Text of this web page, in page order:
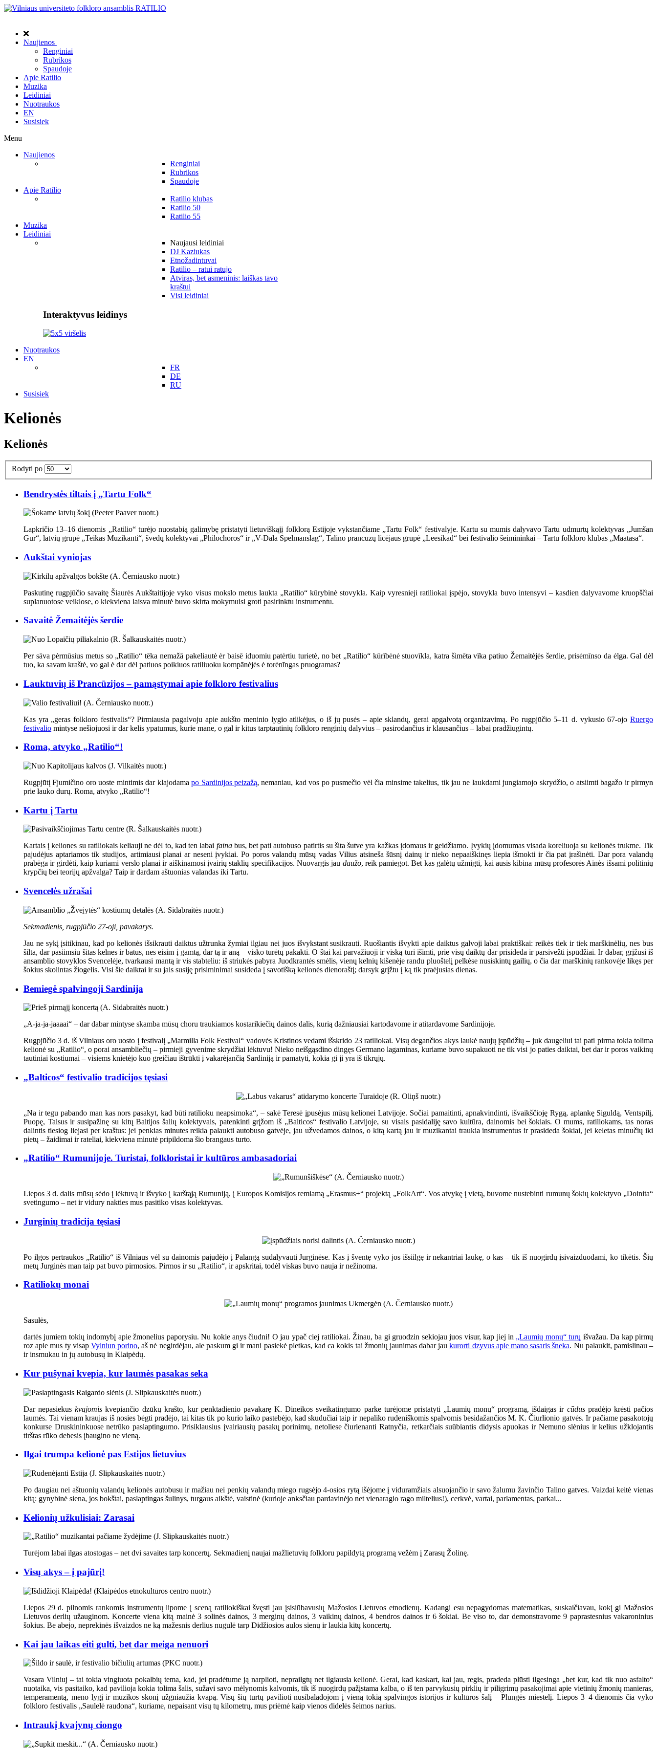
Naujienos
Renginiai
Rubrikos
Spaudoje
Apie Ratilio
Muzika
Leidiniai
Nuotraukos
EN
Susisiek
Menu
Naujienos
Renginiai
Rubrikos
Spaudoje
Apie Ratilio
Ratilio klubas
Ratilio 50
Ratilio 55
Muzika
Leidiniai
Naujausi leidiniai
DJ Kaziukas
Etnožadintuvai
Ratilio – ratui ratujo
Atviras, bet asmeninis: laiškas tavo
kraštui
Visi leidiniai
Interaktyvus leidinys
Nuotraukos
EN
FR
DE
RU
Susisiek
Kelionės
Kelionės
Rodyti po
Bendrystės tiltais į „Tartu Folk“
Lapkričio 13–16 dienomis „Ratilio“ turėjo nuostabią galimybę pristatyti lietuviškąjį folklorą Estijoje vykstančiame „Tartu Folk“ festivalyje. Kartu su mumis dalyvavo Tartu udmurtų kolektyvas „Jumšan
Gur“, latvių grupė „Teikas Muzikanti“, švedų kolektyvai „Philochoros“ ir „V-Dala Spelmanslag“, Talino prancūzų licėjaus grupė „Leesikad“ bei festivalio šeimininkai – Tartu folkloro klubas „Maatasa“.
Aukštai vyniojas
Paskutinę rugpjūčio savaitę Šiaurės Aukštaitijoje vyko visus mokslo metus laukta „Ratilio“ kūrybinė stovykla. Kaip vyresnieji ratiliokai įspėjo, stovykla buvo intensyvi – kasdien dalyvavome kruopščiai
suplanuotose veiklose, o kiekviena laisva minutė buvo skirta mokymuisi groti pasirinktu instrumentu.
Savaitė Žemaitėjės šerdie
Per sāva pėrmūsius metus so „Ratilio“ tēka nemažā pakeliautė ėr baisē iduomiu patėrtiu turietė, no bet „Ratilio“ kūrībėnė stuovīkla, katra šimēta vīka patiuo Žemaitėjės šerdie, prisėmīnso da ėlga. Gal dėl
tuo, ka savam kraštė, vo gal ė dar dėl patiuos poikiuos ratiliuoku kompānėjės ė torėnīngas pruogramas?
Lauktuvių iš Prancūzijos – pamąstymai apie folkloro festivalius
Kas yra „geras folkloro festivalis“? Pirmiausia pagalvoju apie aukšto meninio lygio atlikėjus, o iš jų pusės – apie sklandų, gerai apgalvotą organizavimą. Po rugpjūčio 5–11 d. vykusio 67-ojo Ruergo
festivalio mintyse nešiojuosi ir dar kelis ypatumus, kurie mane, o gal ir kitus tarptautinių folkloro renginių dalyvius – pasirodančius ir klausančius – labai pradžiugintų.
Roma, atvyko „Ratilio“!
Rugpjūtį Fjumičino oro uoste mintimis dar klajodamapo Sardinijos peizažą, nemaniau, kad vos po pusmečio vėl čia minsime takelius, tik jau ne laukdami jungiamojo skrydžio, o atsiimti bagažo ir pirmyn
prie lauko durų. Roma, atvyko „Ratilio“!
Kartu į Tartu
Kartais į keliones su ratiliokais keliauji ne dėl to, kad ten labai fainabus, bet pati autobuso patirtis su šita šutve yra kažkas įdomaus ir geidžiamo. Įvykių įdomumas visada koreliuoja su kelionės trukme. Tik
pajudėjus aptariamos tik studijos, artimiausi planai ar neseni įvykiai. Po poros valandų mūsų vadas Vilius atsineša šūsnį dainų ir nieko nepaaiškinęs liepia išmokti ir čia pat įrašinėti. Dar pora valandų
prabėga ir girdėti, kaip kuriami verslo planai ir aiškinamosi įvairių staklių specifikacijos. Nuovargis jau daužo, reik pamiegot. Bet kas galėtų užmigti, kai ausis kibina mūsų profesorės Ainės išsami politinių
krypčių bei teorijų apžvalga? Taip ir dardam aštuonias valandas iki Tartu.
Svencelės užrašai
Sekmadienis, rugpjūčio 27-oji, pavakarys.
Jau ne sykį įsitikinau, kad po kelionės išsikrauti daiktus užtrunka žymiai ilgiau nei juos išvykstant susikrauti. Ruošiantis išvykti apie daiktus galvoji labai praktiškai: reikės tiek ir tiek marškinėlių, nes bus
šilta, dar pasiimsiu šitas kelnes ir batus, nes eisim į gamtą, dar tą ir aną – visko turėtų pakakti. O štai kai parvažiuoji ir viską turi išimti, prie visų daiktų dar prisideda ir parsivežti įspūdžiai. Ir dabar, grįžusi iš
ansamblio stovyklos Svencelėje, tvarkausi mantą ir vis stabteliu: iš striukės pabyra Juodkrantės smėlis, vienų kelnių kišenėje randu pluoštelį pelkėse nusiskintų gailių, o čia dar marškinių rankovėje likęs per
šokius skolintas žiogelis. Visi šie daiktai ir su jais susiję prisiminimai susideda į savotišką kelionės dienoraštį; darsyk grįžtu į ką tik praėjusias dienas.
Bemiegė spalvingoji Sardinija
„A-ja-ja-jaaaai“ – dar dabar mintyse skamba mūsų choru traukiamos kostarikiečių dainos dalis, kurią dažniausiai kartodavome ir atitardavome Sardinijoje.
Rugpjūčio 3 d. iš Vilniaus oro uosto į festivalį „Marmilla Folk Festival“ vadovės Kristinos vedami išskrido 23 ratiliokai. Visų degančios akys laukė naujų įspūdžių – juk daugeliui tai pati pirma tokia tolima
kelionė su „Ratilio“, o porai ansambliečių – pirmieji gyvenime skrydžiai lėktuvu! Nieko neišgąsdino dingęs Germano lagaminas, kuriame buvo supakuoti ne tik visi jo paties daiktai, bet dar ir poros vaikinų
tautiniai kostiumai – visiems knietėjo kuo greičiau ištrūkti į vakarėjančią Sardiniją ir pamatyti, kokia gi ji yra iš tikrųjų.
„Balticos“ festivalio tradicijos tęsiasi
„Na ir tegu pabando man kas nors pasakyt, kad būti ratilioku neapsimoka“, – sakė Teresė įpusėjus mūsų kelionei Latvijoje. Sočiai pamaitinti, apnakvindinti, išvaikščioję Rygą, aplankę Siguldą, Ventspilį,
Puopę, Talsus ir susipažinę su kitų Baltijos šalių kolektyvais, patenkinti grįžom iš „Balticos“ festivalio Latvijoje, su visais pasidaliję savo kultūra, dainomis bei šokiais. O mums, ratiliokams, tas noras
dalintis tiesiog liejasi per kraštus: jei penkias minutes reikia palaukti autobuso gatvėje, jau užvedamos dainos, o kitą kartą jau ir muzikantai traukia instrumentus ir prasideda šokiai, jei keletas minučių iki
pietų – žaidimai ir rateliai, kiekviena minutė pripildoma šio brangaus turto.
„Ratilio“ Rumunijoje. Turistai, folkloristai ir kultūros ambasadoriai
Liepos 3 d. dalis mūsų sėdo į lėktuvą ir išvyko į karštąją Rumuniją, į Europos Komisijos remiamą „Erasmus+“ projektą „FolkArt“. Vos atvykę į vietą, buvome nustebinti rumunų šokių kolektyvo „Doinita“
svetingumo – net ir vidury nakties mus pasitiko visas kolektyvas.
Jurginių tradicija tęsiasi
Po ilgos pertraukos „Ratilio“ iš Vilniaus vėl su dainomis pajudėjo į Palangą sudalyvauti Jurginėse. Kas į šventę vyko jos išsiilgę ir nekantriai laukę, o kas – tik iš nuogirdų įsivaizduodami, ko tikėtis. Šių
metų Jurginės man taip pat buvo pirmosios. Pirmos ir su „Ratilio“, ir apskritai, todėl viskas buvo nauja ir nežinoma.
Ratiliokų monai
Sasułės,
dartės jumiem tokių indomybį apie žmonelius paporysiu. Nu kokie anys čiudni! O jau ypač ciej ratiliokai. Žinau, ba gi gruodzin sekiojau juos visur, kap jiej in „Laumių monų“ turų išvažau. Da kap pirmų
roz apie mus ty visap Vylniun porino, aš nė negirdėjau, ale paskum gi ir mani pasiekė pletkas, kad ca kokis tai žmonių jaunimas dabar jaukurorti dzyvus apie mano sasaris šneka. Nu palaukit, pamislinau –
ir insmukau in jų autobusų in Klaipėdų.
Kur pušynai kvepia, kur laumės pasakas seka
Dar nepasiekuskvajomis kvepiančio dzūkų krašto, kur penktadienio pavakarę K. Dineikos sveikatingumo parke turėjome pristatyti „Laumių monų“ programą, išdaigas ir cūduspradėjo krėsti pačios
laumės. Tai vienam kraujas iš nosies bėgti pradėjo, tai kitas tik po kurio laiko pastebėjo, kad skudučiai taip ir nepaliko rudeniškomis spalvomis besidažančios M. K. Čiurlionio gatvės. Ir pačiame pasakotojų
konkurse Druskininkuose netrūko paslaptingumo. Prisiklausius įvairiausių pasakų porinimų, netoliese čiurlenanti Ratnyčia, retkarčiais suūbiantis didysis apuokas ir Nemuno slėnius ir kelius užklojantis
tirštas rūko debesis įbaugino ne vieną.
Ilgai trumpa kelionė pas Estijos lietuvius
Po daugiau nei aštuonių valandų kelionės autobusu ir mažiau nei penkių valandų miego rugsėjo 4-osios rytą išėjome į viduramžiais alsuojančio ir savo žalumu žavinčio Talino gatves. Vaizdai keitė vienas
kitą: gynybinė siena, jos bokštai, paslaptingas šulinys, turgaus aikštė, vaistinė (kurioje anksčiau pardavinėjo net vienaragio rago miltelius!), cerkvė, vartai, parlamentas, parkai...
Kelionių užkulisiai: Zarasai
Turėjom labai ilgas atostogas – net dvi savaites tarp koncertų. Sekmadienį naujai mažlietuvių folkloru papildytą programą vežėm į Zarasų Žolinę.
Visų akys – į pajūrį!
Liepos 29 d. pilnomis rankomis instrumentų lipome į sceną ratiliokiškai švęsti jau įsisiūbavusių Mažosios Lietuvos etnodienų. Kadangi esu nepagydomas matematikas, suskaičiavau, kokį gi Mažosios
Lietuvos derlių užauginom. Koncerte viena kitą mainė 3 solinės dainos, 3 merginų dainos, 3 vaikinų dainos, 4 bendros dainos ir 6 šokiai. Be viso to, dar demonstravome 9 paprastesnius vakaroninius
šokius. Be abejo, neprekinės išvaizdos ne ką mažesnis derlius nugulė tarp Didžiosios aulos sienų ir laukia kitų koncertų.
Kai jau laikas eiti gulti, bet dar meiga nenuori
Vasara Vilniuj – tai tokia vingiuota pokalbių tema, kad, jei pradėtume ją narplioti, neprailgtų net ilgiausia kelionė. Gerai, kad kaskart, kai jau, regis, pradeda plūsti ilgesinga „bet kur, kad tik nuo asfalto“
nuotaika, vis pasitaiko, kad pavilioja kokia tolima šalis, sužavi savo mėlynomis kalvomis, tik iš nuogirdų pažįstama kalba, o iš ten parvykusių pirklių ir piligrimų pasakojimai apie vietinių žmonių manieras,
temperamentą, meno lygį ir muzikos skonį užgniaužia kvapą. Visų šių turtų pavilioti nusibaladojom į vieną tokią spalvingos istorijos ir kultūros šalį – Plungės miestelį. Liepos 3–4 dienomis čia vyko
folkloro festivalis „Saulelė raudona“, kuriame, nepaisant visų tų kilometrų, mus priėmė kaip vienos didelės šeimos narius.
Intraukį kvajynų ciongo